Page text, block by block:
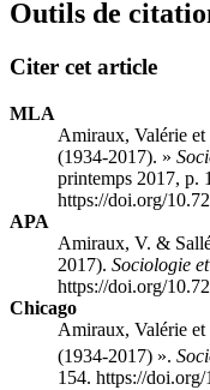
Outils de
Citer cet article
MLA
Amiraux, Valérie
(1934-2017). »
printemps 2017, p.
https://doi.org/
APA
Amiraux, V. &
2017). Sociologie
https://doi.org/
Chicago
Amiraux, Valérie
(1934-2017) ».
154. https://